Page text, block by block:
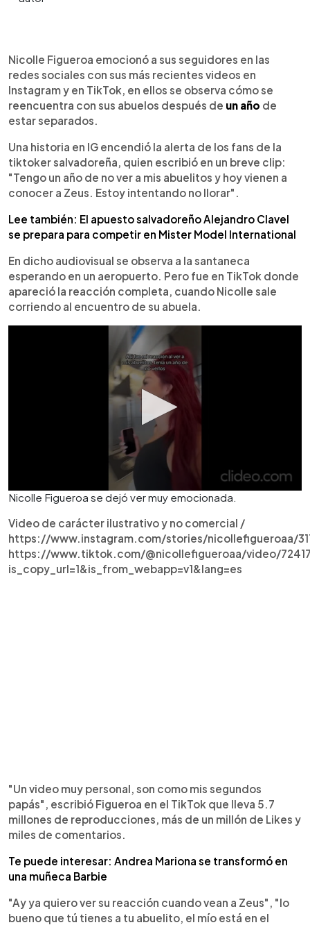
► Escuchar artículo
Nicolle Figueroa emocionó a sus seguidores en las
redes sociales con sus más recientes videos en
Instagram y en TikTok, en ellos se observa cómo se
reencuentra con sus abuelos después de un año de
estar separados.
Una historia en IG encendió la alerta de los fans de la
tiktoker salvadoreña, quien escribió en un breve clip:
"Tengo un año de no ver a mis abuelitos y hoy vienen a
conocer a Zeus. Estoy intentando no llorar".
Lee también: El apuesto salvadoreño Alejandro Clavel
se prepara para competir en Mister Model International
En dicho audiovisual se observa a la santaneca
esperando en un aeropuerto. Pero fue en TikTok donde
apareció la reacción completa, cuando Nicolle sale
corriendo al encuentro de su abuela.
Nicolle Figueroa se dejó ver muy emocionada.
Video de carácter ilustrativo y no comercial /
https://www.instagram.com/stories/nicollefigueroaa/
https://www.tiktok.com/@nicollefigueroaa/video/
is_copy_url=1&is_from_webapp=v1&lang=es
"Un video muy personal, son como mis segundos
papás", escribió Figueroa en el TikTok que lleva 5.7
millones de reproducciones, más de un millón de Likes y
miles de comentarios.
Te puede interesar: Andrea Mariona se transformó en
una muñeca Barbie
"Ay ya quiero ver su reacción cuando vean a Zeus", "lo
bueno que tú tienes a tu abuelito, el mío está en el